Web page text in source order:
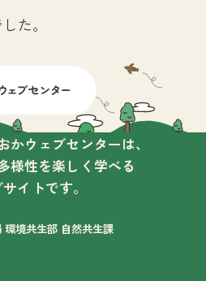
た。
ウェブセンターは、
様性を楽しく学べる
イトです。
環境共生部 自然共生課